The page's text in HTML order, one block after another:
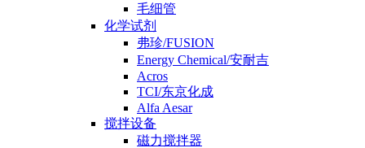
毛细管
化学试剂
弗珍/FUSION
Energy Chemical/安耐吉
Acros
TCI/东京化成
Alfa Aesar
搅拌设备
磁力搅拌器